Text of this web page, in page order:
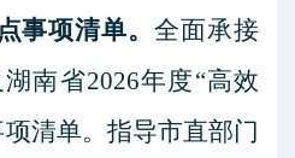
事项清单。全面承接
南省2026年度“高效
清单。指导市直部门